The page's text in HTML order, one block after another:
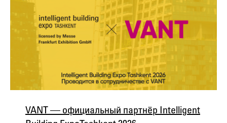
VANT — официальный партнёр Intelligent